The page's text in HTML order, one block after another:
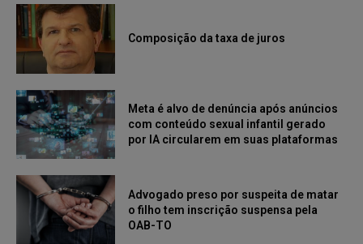
Composição da taxa de juros
Meta é alvo de denúncia após anúncios
com conteúdo sexual infantil gerado
por IA circularem em suas plataformas
Advogado preso por suspeita de matar
o filho tem inscrição suspensa pela
OAB-TO